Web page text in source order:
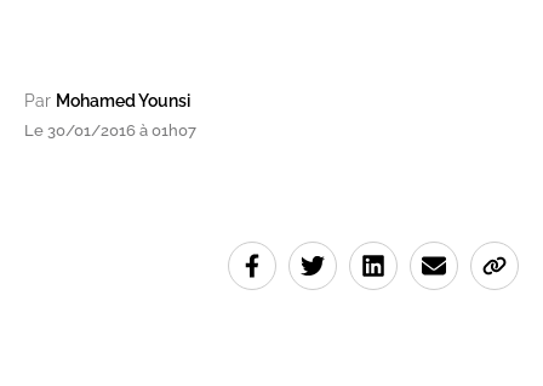
Par Mohamed Younsi
Le 30/01/2016 à 01h07